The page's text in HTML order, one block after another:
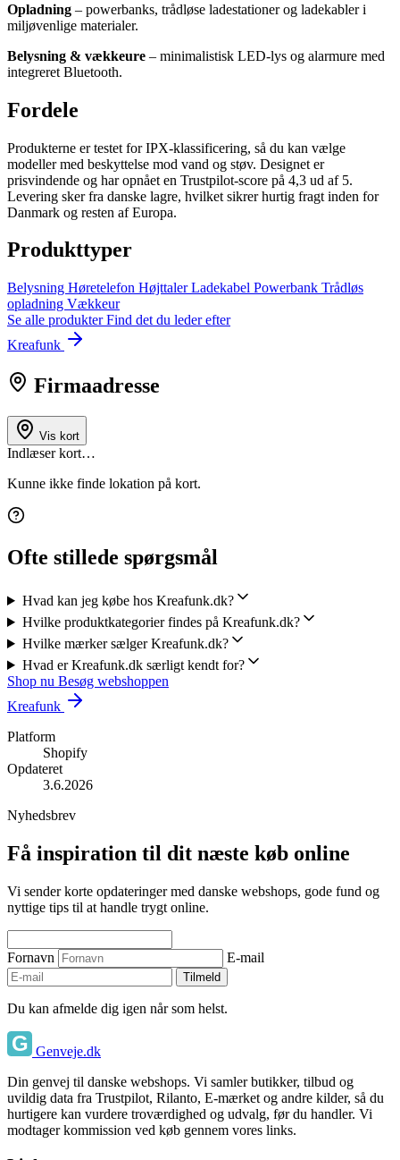
Opladning – powerbanks, trådløse ladestationer og ladekabler i
miljøvenlige materialer.
Belysning & vækkeure – minimalistisk LED‑lys og alarmure med
integreret Bluetooth.
Fordele
Produkterne er testet for IPX‑klassificering, så du kan vælge
modeller med beskyttelse mod vand og støv. Designet er
prisvindende og har opnået en Trustpilot‑score på 4,3 ud af 5.
Levering sker fra danske lagre, hvilket sikrer hurtig fragt inden for
Danmark og resten af Europa.
Produkttyper
Belysning Høretelefon HøjttalerLadekabel Powerbank Trådløs
opladning Vækkeur
Se alle produkterFind det du leder efter
Kreafunk
Firmaadresse
Vis kort
Indlæser kort…
Kunne ikke finde lokation på kort.
Ofte stillede spørgsmål
Hvad kan jeg købe hos Kreafunk.dk?
Hvilke produktkategorier findes på Kreafunk.dk?
Hvilke mærker sælger Kreafunk.dk?
Hvad er Kreafunk.dk særligt kendt for?
Shop nu Besøg webshoppen
Kreafunk
Platform
Shopify
Opdateret
3.6.2026
Nyhedsbrev
Få inspiration til dit næste køb online
Vi sender korte opdateringer med danske webshops, gode fund og
nyttige tips til at handle trygt online.
Fornavn E-mail
Tilmeld
Du kan afmelde dig igen når som helst.
Genveje.dk
Din genvej til danske webshops. Vi samler butikker, tilbud og
uvildig data fra Trustpilot, Rilanto, E-mærket og andre kilder, så du
hurtigere kan vurdere troværdighed og udvalg, før du handler. Vi
modtager kommission ved køb gennem vores links.